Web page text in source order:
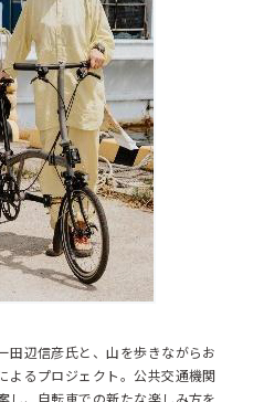
田辺信彦氏と、山を歩きながらお
よるプロジェクト。公共交通機関
し、自転車での新たな楽しみ方を